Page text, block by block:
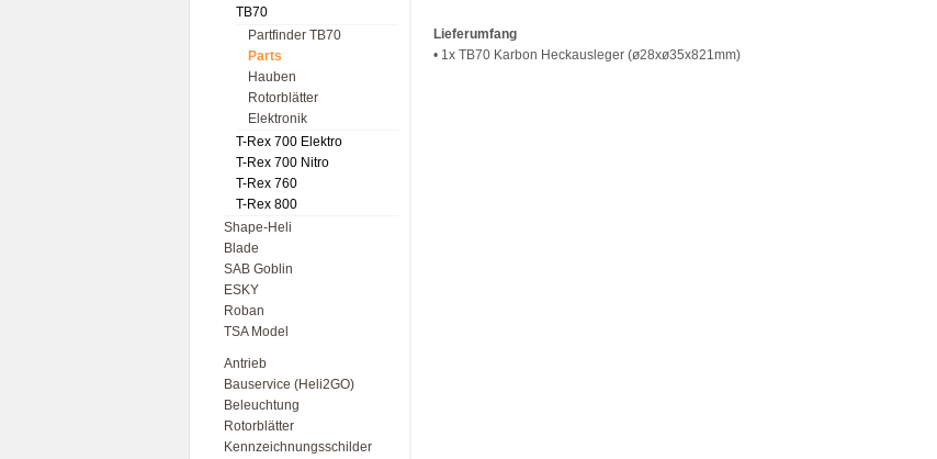
TB70
Partfinder TB70
Parts
Hauben
Rotorblätter
Elektronik
T-Rex 700 Elektro
T-Rex 700 Nitro
T-Rex 760
T-Rex 800
Shape-Heli
Blade
SAB Goblin
ESKY
Roban
TSA Model
Antrieb
Bauservice (Heli2GO)
Beleuchtung
Rotorblätter
Kennzeichnungsschilder
Lieferumfang
• 1x TB70 Karbon Heckausleger (ø28xø35x821mm)